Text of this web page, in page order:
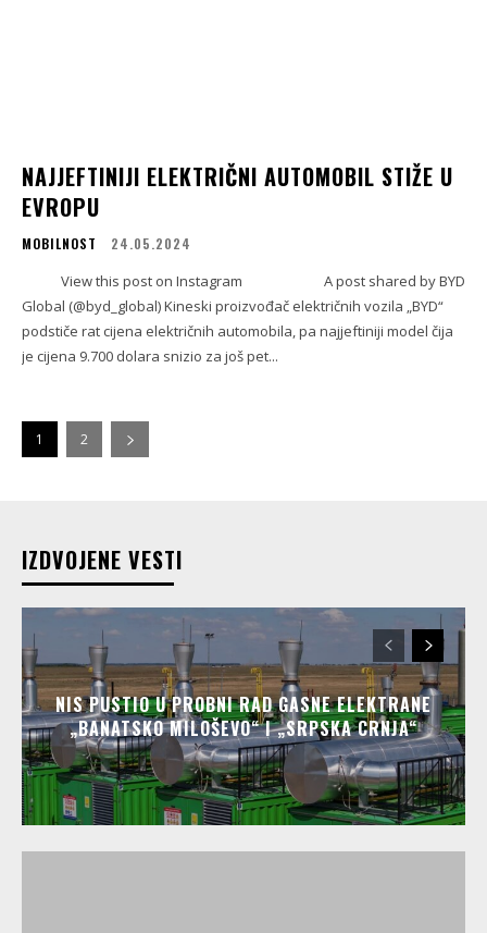
NAJJEFTINIJI ELEKTRIČNI AUTOMOBIL STIŽE U
EVROPU
MOBILNOST 24.05.2024
Global (@byd_global) Kineski proizvođač električnih vozila „BYD“
podstiče rat cijena električnih automobila, pa najjeftiniji model čija
je cijena 9.700 dolara snizio za još pet...
1 2
IZDVOJENE VESTI
NIS PUSTIO U PROBNI RAD GASNE ELEKTRANE
„BANATSKO MILOŠEVO“ I „SRPSKA CRNJA“